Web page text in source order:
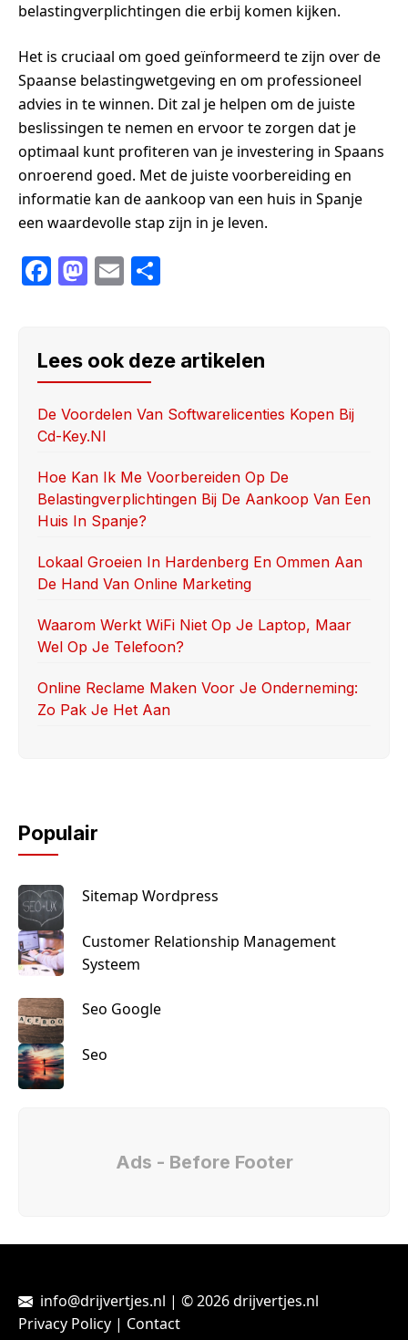
belastingverplichtingen die erbij komen kijken.
Het is cruciaal om goed geïnformeerd te zijn over de
Spaanse belastingwetgeving en om professioneel
advies in te winnen. Dit zal je helpen om de juiste
beslissingen te nemen en ervoor te zorgen dat je
optimaal kunt profiteren van je investering in Spaans
onroerend goed. Met de juiste voorbereiding en
informatie kan de aankoop van een huis in Spanje
een waardevolle stap zijn in je leven.
F
e
b
o
o
k
M
o
d
o
n
E
e
Lees ook deze artikelen
De Voordelen Van Softwarelicenties Kopen Bij
Cd-Key.nl
Hoe Kan Ik Me Voorbereiden Op De
Belastingverplichtingen Bij De Aankoop Van Een
Huis In Spanje?
Lokaal Groeien In Hardenberg En Ommen Aan
De Hand Van Online Marketing
Waarom Werkt WiFi Niet Op Je Laptop, Maar
Wel Op Je Telefoon?
Online Reclame Maken Voor Je Onderneming:
Zo Pak Je Het Aan
Populair
Sitemap Wordpress
Customer Relationship Management
Systeem
Seo Google
Seo
Ads - Before Footer
info@drijvertjes.nl | © 2026 drijvertjes.nl
Privacy Policy | Contact